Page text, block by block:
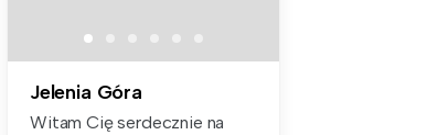
Jelenia Góra
Witam Cię serdecznie na